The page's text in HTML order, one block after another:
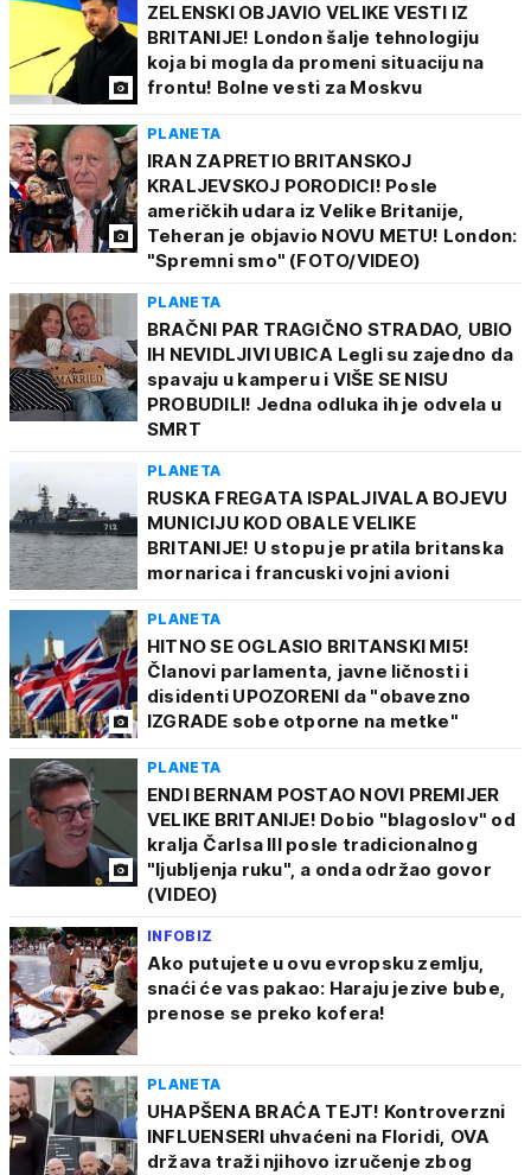
ZELENSKI OBJAVIO VELIKE VESTI IZ
BRITANIJE! London šalje tehnologiju
koja bi mogla da promeni situaciju na
frontu! Bolne vesti za Moskvu
PLANETA
IRAN ZAPRETIO BRITANSKOJ
KRALJEVSKOJ PORODICI! Posle
američkih udara iz Velike Britanije,
Teheran je objavio NOVU METU! London:
"Spremni smo" (FOTO/VIDEO)
PLANETA
BRAČNI PAR TRAGIČNO STRADAO, UBIO
IH NEVIDLJIVI UBICA Legli su zajedno da
spavaju u kamperu i VIŠE SE NISU
PROBUDILI! Jedna odluka ih je odvela u
SMRT
PLANETA
RUSKA FREGATA ISPALJIVALA BOJEVU
MUNICIJU KOD OBALE VELIKE
BRITANIJE! U stopu je pratila britanska
mornarica i francuski vojni avioni
PLANETA
HITNO SE OGLASIO BRITANSKI MI5!
Članovi parlamenta, javne ličnosti i
disidenti UPOZORENI da "obavezno
IZGRADE sobe otporne na metke"
PLANETA
ENDI BERNAM POSTAO NOVI PREMIJER
VELIKE BRITANIJE! Dobio "blagoslov" od
kralja Čarlsa III posle tradicionalnog
"ljubljenja ruku", a onda održao govor
(VIDEO)
INFOBIZ
Ako putujete u ovu evropsku zemlju,
snaći će vas pakao: Haraju jezive bube,
prenose se preko kofera!
PLANETA
UHAPŠENA BRAĆA TEJT! Kontroverzni
INFLUENSERI uhvaćeni na Floridi, OVA
država traži njihovo izručenje zbog